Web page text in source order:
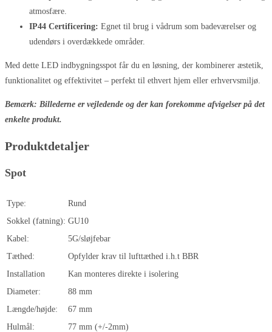
atmosfære.
IP44 Certificering: Egnet til brug i vådrum som badeværelser og
udendørs i overdækkede områder.
Med dette LED indbygningsspot får du en løsning, der kombinerer æstetik,
funktionalitet og effektivitet – perfekt til ethvert hjem eller erhvervsmiljø.
Bemærk: Billederne er vejledende og der kan forekomme afvigelser på det
enkelte produkt.
Produktdetaljer
Spot
Type:
Rund
Sokkel (fatning): GU10
Kabel:
5G/sløjfebar
Tæthed:
Opfylder krav til lufttæthed i.h.t BBR
Installation
Kan monteres direkte i isolering
Diameter:
88 mm
Længde/højde:
67 mm
Hulmål:
77 mm (+/-2mm)